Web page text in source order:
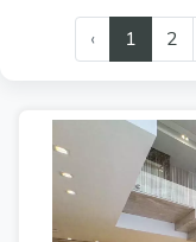
‹ 1 2